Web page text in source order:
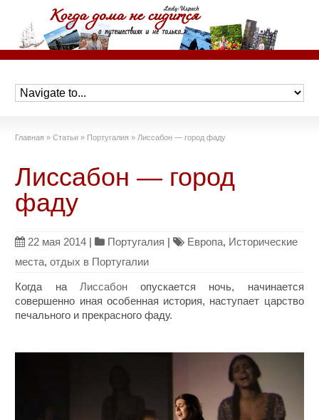
Главная » Статьи » Португалия » Лиссабон — город фаду
Лиссабон — город
фаду
22 мая 2014 | Португалия | Европа, Исторические
места,отдых в Португалии
Когда на Лиссабонопускается ночь, начинается
совершенно иная особенная история, наступает царство
печального и прекрасного фаду.